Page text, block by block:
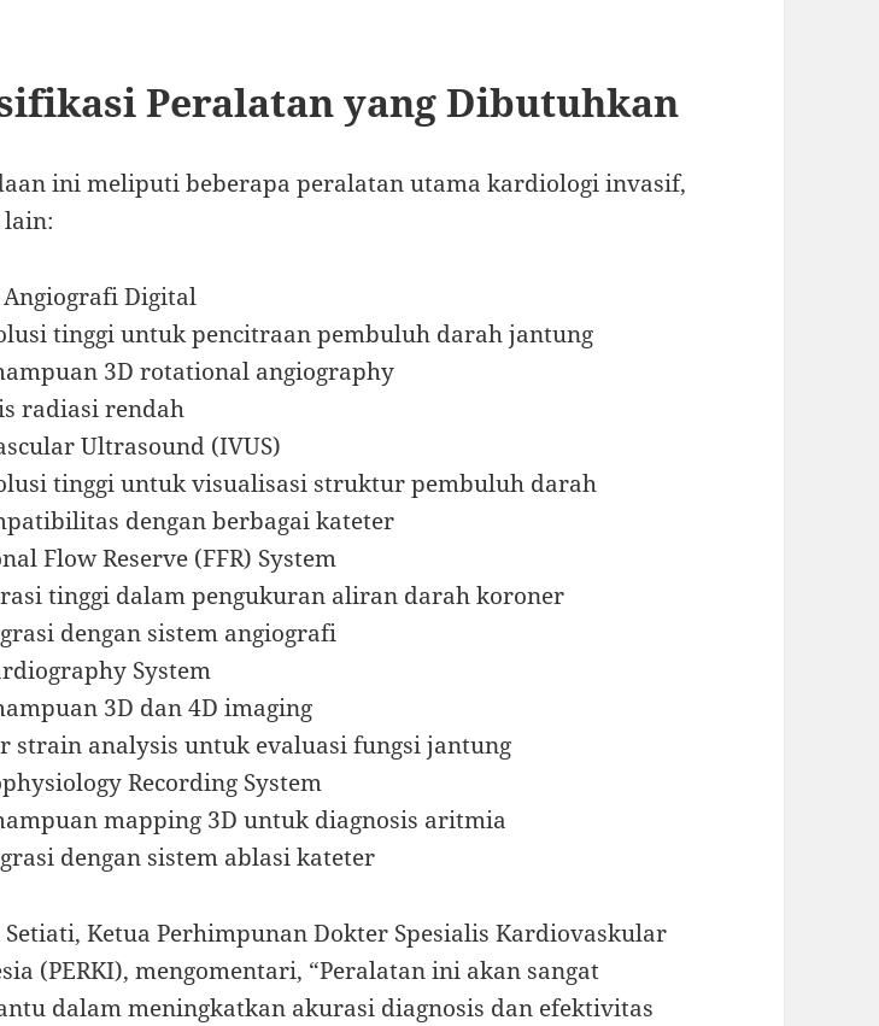
Peralatan yang Dibutuhkan
ini meliputi beberapa peralatan utama kardiologi invasif,
Angiografi Digital
tinggi untuk pencitraan pembuluh darah jantung
3D rotational angiography
radiasi rendah
Ultrasound (IVUS)
tinggi untuk visualisasi struktur pembuluh darah
dengan berbagai kateter
Flow Reserve (FFR) System
tinggi dalam pengukuran aliran darah koroner
dengan sistem angiografi
System
3D dan 4D imaging
strain analysis untuk evaluasi fungsi jantung
Recording System
mapping 3D untuk diagnosis aritmia
dengan sistem ablasi kateter
Ketua Perhimpunan Dokter Spesialis Kardiovaskular
(PERKI), mengomentari, “Peralatan ini akan sangat
dalam meningkatkan akurasi diagnosis dan efektivitas